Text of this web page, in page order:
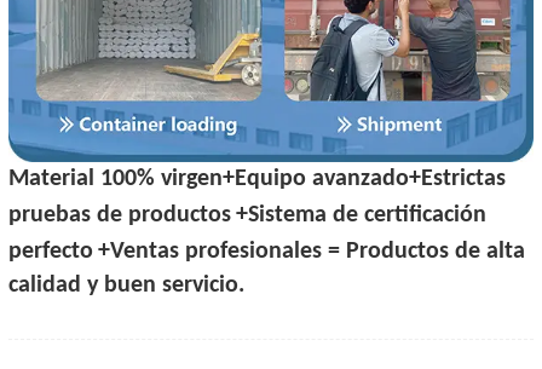
Material 100% virgen+Equipo avanzado+Estrictas
pruebas de productos +Sistema de certificación
perfecto +Ventas profesionales = Productos de alta
calidad y buen servicio.